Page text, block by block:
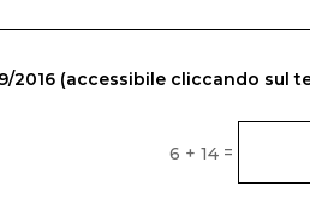
2016 (accessibile cliccando sul
6 + 14=